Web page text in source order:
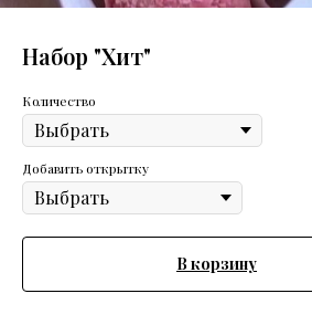
Набор "Хит"
Количество
Добавить открытку
В корзину